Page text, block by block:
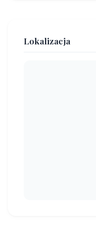
Lokalizacja